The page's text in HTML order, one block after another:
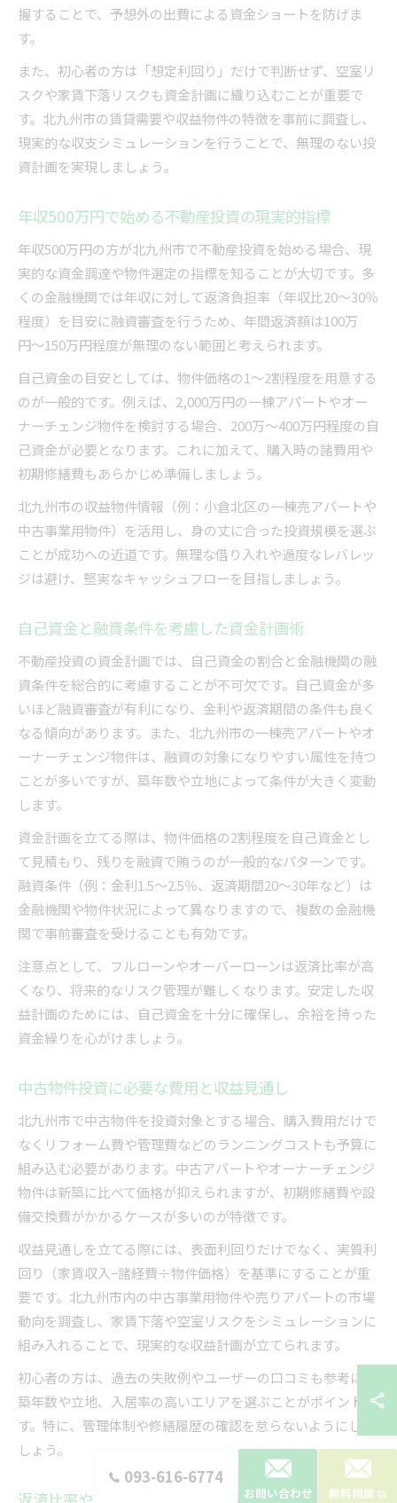
握することで、予想外の出費による資金ショートを防げま
す。
また、初心者の方は「想定利回り」だけで判断せず、空室リ
スクや家賃下落リスクも資金計画に織り込むことが重要で
す。北九州市の賃貸需要や収益物件の特徴を事前に調査し、
現実的な収支シミュレーションを行うことで、無理のない投
資計画を実現しましょう。
年収500万円で始める不動産投資の現実的指標
年収500万円の方が北九州市で不動産投資を始める場合、現
実的な資金調達や物件選定の指標を知ることが大切です。多
くの金融機関では年収に対して返済負担率（年収比20〜30％
程度）を目安に融資審査を行うため、年間返済額は100万
円〜150万円程度が無理のない範囲と考えられます。
自己資金の目安としては、物件価格の1〜2割程度を用意する
のが一般的です。例えば、2,000万円の一棟アパートやオー
ナーチェンジ物件を検討する場合、200万〜400万円程度の自
己資金が必要となります。これに加えて、購入時の諸費用や
初期修繕費もあらかじめ準備しましょう。
北九州市の収益物件情報（例：小倉北区の一棟売アパートや
中古事業用物件）を活用し、身の丈に合った投資規模を選ぶ
ことが成功への近道です。無理な借り入れや過度なレバレッ
ジは避け、堅実なキャッシュフローを目指しましょう。
自己資金と融資条件を考慮した資金計画術
不動産投資の資金計画では、自己資金の割合と金融機関の融
資条件を総合的に考慮することが不可欠です。自己資金が多
いほど融資審査が有利になり、金利や返済期間の条件も良く
なる傾向があります。また、北九州市の一棟売アパートやオ
ーナーチェンジ物件は、融資の対象になりやすい属性を持つ
ことが多いですが、築年数や立地によって条件が大きく変動
します。
資金計画を立てる際は、物件価格の2割程度を自己資金とし
て見積もり、残りを融資で賄うのが一般的なパターンです。
融資条件（例：金利1.5〜2.5％、返済期間20〜30年など）は
金融機関や物件状況によって異なりますので、複数の金融機
関で事前審査を受けることも有効です。
注意点として、フルローンやオーバーローンは返済比率が高
くなり、将来的なリスク管理が難しくなります。安定した収
益計画のためには、自己資金を十分に確保し、余裕を持った
資金繰りを心がけましょう。
中古物件投資に必要な費用と収益見通し
北九州市で中古物件を投資対象とする場合、購入費用だけで
なくリフォーム費や管理費などのランニングコストも予算に
組み込む必要があります。中古アパートやオーナーチェンジ
物件は新築に比べて価格が抑えられますが、初期修繕費や設
備交換費がかかるケースが多いのが特徴です。
収益見通しを立てる際には、表面利回りだけでなく、実質利
回り（家賃収入−諸経費÷物件価格）を基準にすることが重
要です。北九州市内の中古事業用物件や売りアパートの市場
動向を調査し、家賃下落や空室リスクをシミュレーションに
組み入れることで、現実的な収益計画が立てられます。
初心者の方は、過去の失敗例やユーザーの口コミも参考に、
築年数や立地、入居率の高いエリアを選ぶことがポイントで
す。特に、管理体制や修繕履歴の確認を怠らないようにしま
しょう。
093-616-6774
お問い合わせ 無料相談